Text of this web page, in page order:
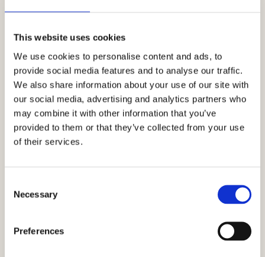
This website uses cookies
We use cookies to personalise content and ads, to
provide social media features and to analyse our traffic.
We also share information about your use of our site with
our social media, advertising and analytics partners who
may combine it with other information that you’ve
provided to them or that they’ve collected from your use
of their services.
Selection
Necessary
Preferences
mensen van wie je houdt.
Daarom zoek ik in elke fotoshoot de echtheid op. Dus
geen geforceerde poses of gemaakte lachjes, maar
mensen puur zoals ze zijn. Dat is wat mij betreft het
allermooist.